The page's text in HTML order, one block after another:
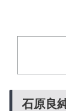
石原良